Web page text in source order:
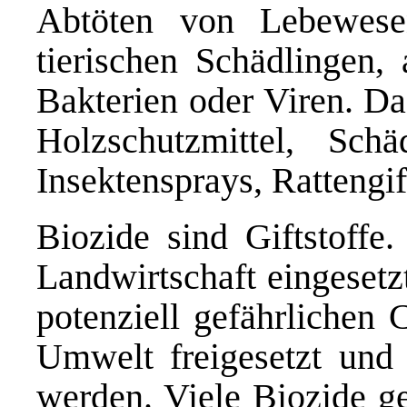
Abtöten von
tierischen
Bakterien oder Viren.
Holzschutzmittel,
Insektensprays,
Biozide sind
Landwirtschaft
potenziell gefährlichen
Umwelt freigesetzt und
werden. Viele Biozide